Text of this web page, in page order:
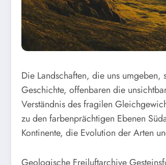
Die Landschaften, die uns
Geschichte, offenbaren die
Verständnis des fragilen
zu den farbenprächtigen Ebenen
Kontinente, die Evolution der Arten